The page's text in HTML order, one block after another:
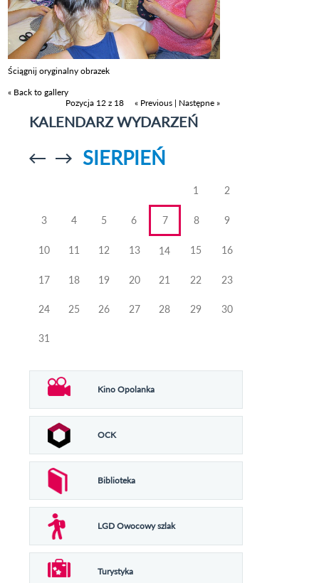
Ściągnij oryginalny obrazek
« Back to gallery
Pozycja 12 z 18
« Previous | Następne »
KALENDARZ WYDARZEŃ
Przejdź doPrzejdź do
SIERPIEŃ
1 2
3 4 5 6 7 8 9
10 11 12 13 14 15 16
17 18 19 20 21 22 23
24 25 26 27 28 29 30
31
Kino Opolanka
OCK
Biblioteka
LGD Owocowy szlak
Turystyka